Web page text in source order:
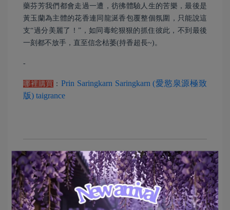
藥芬芳我們都會走過一遭，彷彿體驗人生的苦樂，最後是
黃玉蘭為主體的花香連同龍涎香包覆整個氛圍，只能說這
支“過分美麗了！”，如同毒蛇狠狠的抓住彼此，不到最後
一刻都不放手，直至信念枯萎(持香超長~)。
-
哪裡購買 ： Prin Saringkarn Saringkarn (愛慾泉源極致
版) taigrance
Article Collection 華人觀點 泰國香水
美麗 玫瑰巧克力